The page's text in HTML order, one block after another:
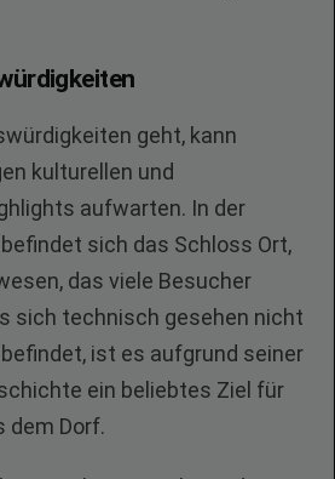
geht, kann
kulturellen und
aufwarten. In der
sich das Schloss Ort,
das viele Besucher
sich technisch gesehen nicht
ist es aufgrund seiner
ein beliebtes Ziel für
dem Dorf.